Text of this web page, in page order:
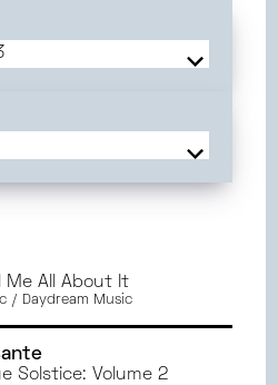
Me All About It
/ Daydream Music
Solstice: Volume 2